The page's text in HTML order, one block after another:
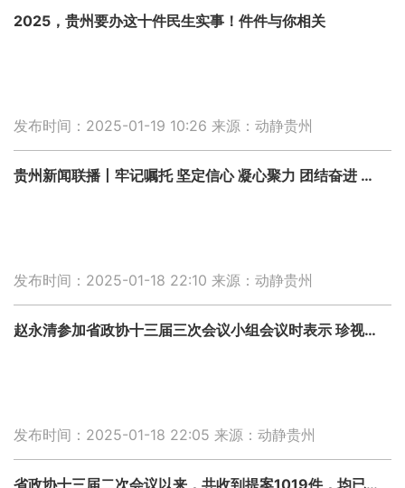
2025，贵州要办这十件民生实事！件件与你相关
发布时间：2025-01-19 10:26 来源：动静贵州
贵州新闻联播丨牢记嘱托 坚定信心 凝心聚力 团结奋进 为奋力谱写中国式现代化贵州篇章贡献更大力量 省政协十三届三次会议隆重开幕
发布时间：2025-01-18 22:10 来源：动静贵州
赵永清参加省政协十三届三次会议小组会议时表示 珍视政治身份 牢记职责使命 提高履职能力 以高质量建言资政服务全省高质量发展
发布时间：2025-01-18 22:05 来源：动静贵州
省政协十三届二次会议以来，共收到提案1019件，均已办复